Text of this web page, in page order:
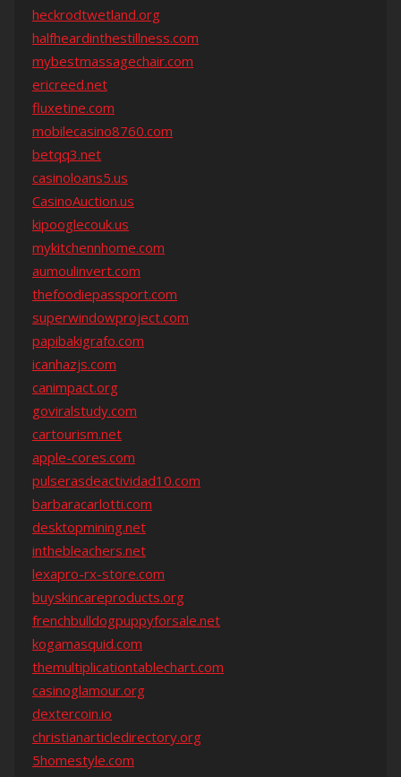
heckrodtwetland.org
halfheardinthestillness.com
mybestmassagechair.com
ericreed.net
fluxetine.com
mobilecasino8760.com
betqq3.net
casinoloans5.us
CasinoAuction.us
kipooglecouk.us
mykitchennhome.com
aumoulinvert.com
thefoodiepassport.com
superwindowproject.com
papibakigrafo.com
icanhazjs.com
canimpact.org
goviralstudy.com
cartourism.net
apple-cores.com
pulserasdeactividad10.com
barbaracarlotti.com
desktopmining.net
inthebleachers.net
lexapro-rx-store.com
buyskincareproducts.org
frenchbulldogpuppyforsale.net
kogamasquid.com
themultiplicationtablechart.com
casinoglamour.org
dextercoin.io
christianarticledirectory.org
5homestyle.com